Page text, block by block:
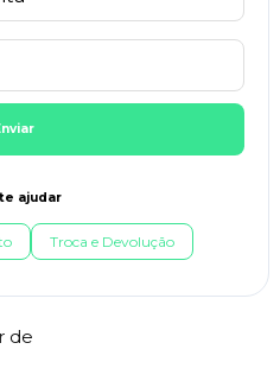
ajudar
Troca e Devolução
de